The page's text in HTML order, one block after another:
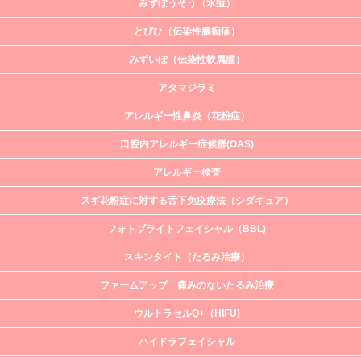
みずぼうそう（水痘）
とびひ（伝染性膿痂疹）
みずいぼ（伝染性軟属腫）
アタマジラミ
アレルギー性鼻炎（花粉症）
口腔内アレルギー症候群(OAS)
アレルギー検査
スギ花粉症に対する舌下免疫療法（シダキュア）
フォトブライトフェイシャル（BBL)
スキンタイト（たるみ治療）
ファームアップ 痛みのないたるみ治療
ウルトラセルQ+（HIFU)
ハイドラフェイシャル